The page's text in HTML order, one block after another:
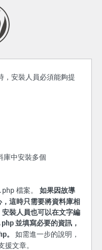
，安裝人員必須能夠提
庫中安裝多個
檔案。 如果因故導
這時只需要將資料庫相
裝人員也可以在文字編
並填寫必要的資訊，
。 如需進一步的說明，
援文章。